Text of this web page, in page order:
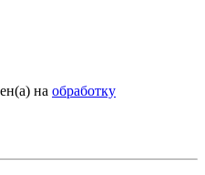
на обработку